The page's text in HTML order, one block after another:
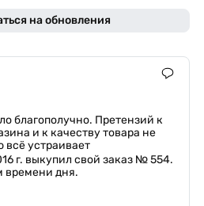
на обновления
благополучно. Претензий к
и к качеству товара не
устраивает
г. выкупил свой заказ № 554.
времени дня.